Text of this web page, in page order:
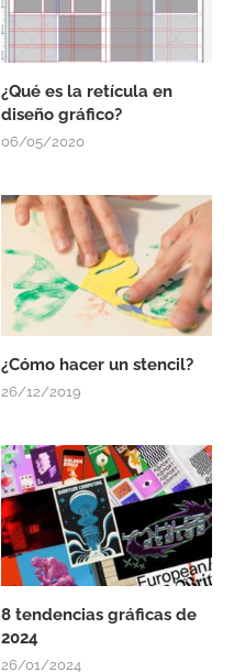
¿Qué es la retícula en
diseño gráfico?
06/05/2020
¿Cómo hacer un stencil?
26/12/2019
8 tendencias gráficas de
2024
26/01/2024